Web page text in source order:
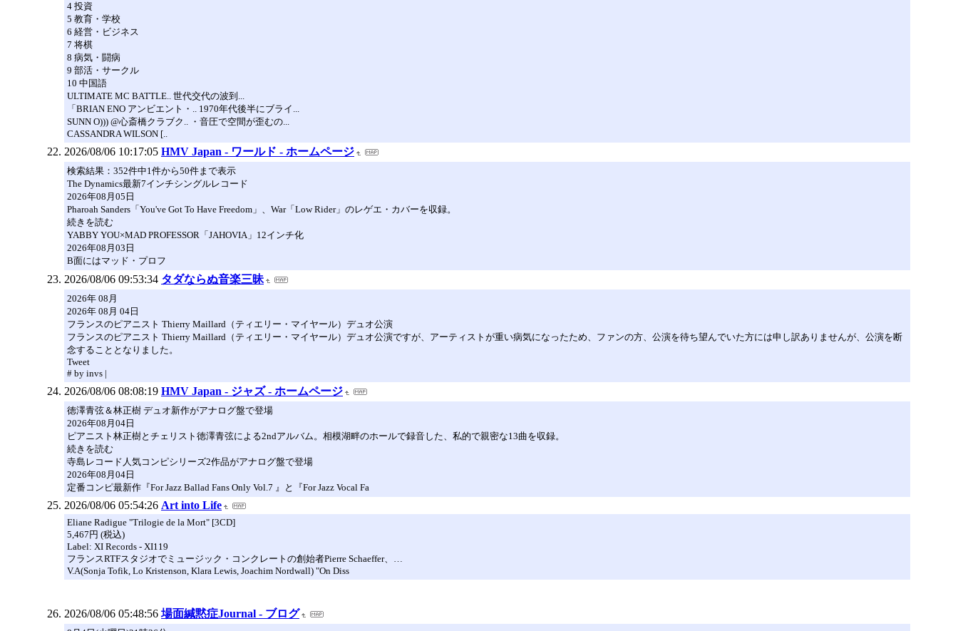
4 投資
5 教育・学校
6 経営・ビジネス
7 将棋
8 病気・闘病
9 部活・サークル
10 中国語
ULTIMATE MC BATTLE.. 世代交代の波到...
「BRIAN ENO アンビエント・.. 1970年代後半にブライ...
SUNN O))) @心斎橋クラブク.. ・音圧で空間が歪むの...
CASSANDRA WILSON [..
2026/08/06 10:17:05 HMV Japan - ワールド - ホームページ
検索結果：352件中1件から50件まで表示
The Dynamics最新7インチシングルレコード
2026年08月05日
Pharoah Sanders「You've Got To Have Freedom」、War「Low Rider」のレゲエ・カバーを収録。
続きを読む
YABBY YOU×MAD PROFESSOR「JAHOVIA」12インチ化
2026年08月03日
B面にはマッド・プロフ
2026/08/06 09:53:34 タダならぬ音楽三昧
2026年 08月
2026年 08月 04日
フランスのピアニスト Thierry Maillard（ティエリー・マイヤール）デュオ公演
フランスのピアニスト Thierry Maillard（ティエリー・マイヤール）デュオ公演ですが、アーティストが重い病気になったため、ファンの方、公演を待ち望んでいた方には申し訳ありませんが、公演を断
念することとなりました。
Tweet
# by invs |
2026/08/06 08:08:19 HMV Japan - ジャズ - ホームページ
徳澤青弦＆林正樹 デュオ新作がアナログ盤で登場
2026年08月04日
ピアニスト林正樹とチェリスト徳澤青弦による2ndアルバム。相模湖畔のホールで録音した、私的で親密な13曲を収録。
続きを読む
寺島レコード人気コンピシリーズ2作品がアナログ盤で登場
2026年08月04日
定番コンピ最新作『For Jazz Ballad Fans Only Vol.7 』と『For Jazz Vocal Fa
2026/08/06 05:54:26 Art into Life
Eliane Radigue "Trilogie de la Mort" [3CD]
5,467円 (税込)
Label: XI Records - XI119
フランスRTFスタジオでミュージック・コンクレートの創始者Pierre Schaeffer、…
V.A(Sonja Tofik, Lo Kristenson, Klara Lewis, Joachim Nordwall) "On Diss
2026/08/06 05:48:56 場面緘黙症Journal - ブログ